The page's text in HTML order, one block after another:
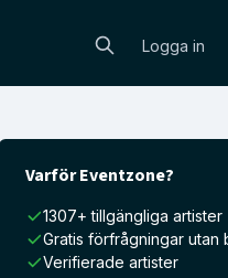
Logga in
Varför Eventzone?
1307+ tillgängliga artister
Gratis förfrågningar utan
Verifierade artister